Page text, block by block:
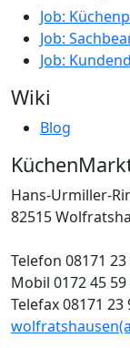
Job:
Job:
Job:
Wiki
Blog
Hans-Urmiller-
82515
Telefon 08171 23
Mobil 0172 45 59
Telefax 08171 23